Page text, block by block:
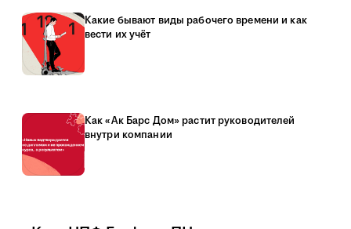
Какие бывают виды рабочего времени и как
вести их учёт
Как «Ак Барс Дом» растит руководителей
внутри компании